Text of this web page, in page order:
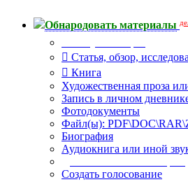
Обнародовать материалы
Статья, обзор,
Книга
Художественная проза
Запись в личном
Фотодокументы
Файл(ы):
Биография
Аудиокнига или иной
Создать голосование